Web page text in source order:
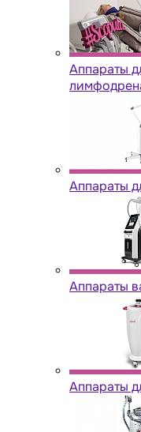
Аппараты
Аппараты
Аппараты
Аппараты